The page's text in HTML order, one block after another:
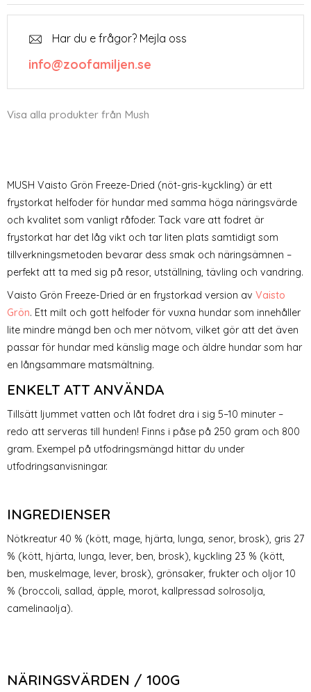
Har du e frågor? Mejla oss
info@zoofamiljen.se
Visa alla produkter från Mush
MUSH Vaisto Grön Freeze-Dried (nöt-gris-kyckling) är ett
frystorkat helfoder för hundar med samma höga näringsvärde
och kvalitet som vanligt råfoder. Tack vare att fodret är
frystorkat har det låg vikt och tar liten plats samtidigt som
tillverkningsmetoden bevarar dess smak och näringsämnen –
perfekt att ta med sig på resor, utställning, tävling och vandring.
Vaisto Grön Freeze-Dried är en frystorkad version av Vaisto
Grön. Ett milt och gott helfoder för vuxna hundar som innehåller
lite mindre mängd ben och mer nötvom, vilket gör att det även
passar för hundar med känslig mage och äldre hundar som har
en långsammare matsmältning.
ENKELT ATT ANVÄNDA
Tillsätt ljummet vatten och låt fodret dra i sig 5–10 minuter –
redo att serveras till hunden! Finns i påse på 250 gram och 800
gram. Exempel på utfodringsmängd hittar du under
utfodringsanvisningar.
INGREDIENSER
Nötkreatur 40 % (kött, mage, hjärta, lunga, senor, brosk), gris 27
% (kött, hjärta, lunga, lever, ben, brosk), kyckling 23 % (kött,
ben, muskelmage, lever, brosk), grönsaker, frukter och oljor 10
% (broccoli, sallad, äpple, morot, kallpressad solrosolja,
camelinaolja).
NÄRINGSVÄRDEN / 100G